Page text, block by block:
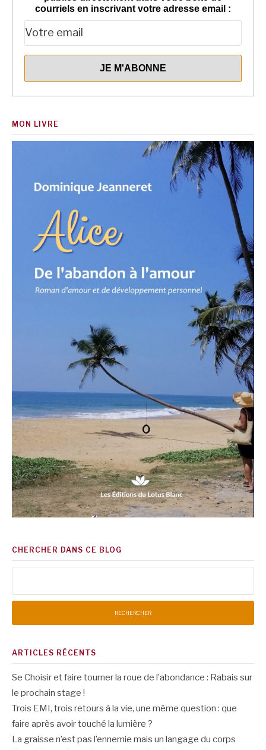
courriels en inscrivant votre adresse email :
MON LIVRE
CHERCHER DANS CE BLOG
ARTICLES RÉCENTS
Se Choisir et faire tourner la roue de l’abondance : Rabais sur
le prochain stage !
Trois EMI, trois retours à la vie, une même question : que
faire après avoir touché la lumière ?
La graisse n’est pas l’ennemie mais un langage du corps